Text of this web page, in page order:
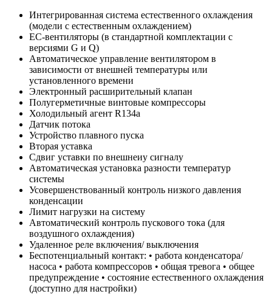
Интегрированная система естественного охлаждения
(модели с естественным охлаждением)
EC-вентиляторы (в стандартной комплектации с
версиями G и Q)
Автоматическое управление вентилятором в
зависимости от внешней температуры или
установленного времени
Электронный расширительный клапан
Полугерметичные винтовые компрессоры
Холодильный агент R134a
Датчик потока
Устройство плавного пуска
Вторая уставка
Сдвиг уставки по внешнеиу сигналу
Автоматическая установка разности температур
системы
Усовершенствованный контроль низкого давления
конденсации
Лимит нагрузки на систему
Автоматический контроль пускового тока (для
воздушного охлаждения)
Удаленное реле включения/ выключения
Беспотенциальный контакт: • работа конденсатора/
насоса • работа компрессоров • общая тревога • общее
предупреждение • состояние естественного охлаждения
(доступно для настройки)